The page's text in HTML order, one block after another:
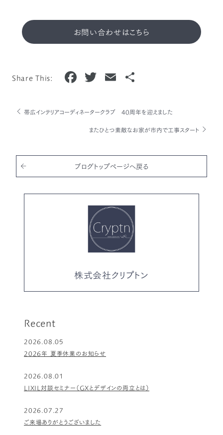
お問い合わせはこちら
Share This: F
c
o
o
k
T
it
te
r
E
ai
l
帯広インテリアコーディネータークラブ 40周年を迎えました
またひとつ素敵なお家が市内で工事スタート
ブログトップページへ戻る
株式会社クリプトン
Recent
2026.08.05
2026年 夏季休業のお知らせ
2026.08.01
LIXIL対談セミナー（GXとデザインの両立とは）
2026.07.27
ご来場ありがとうございました